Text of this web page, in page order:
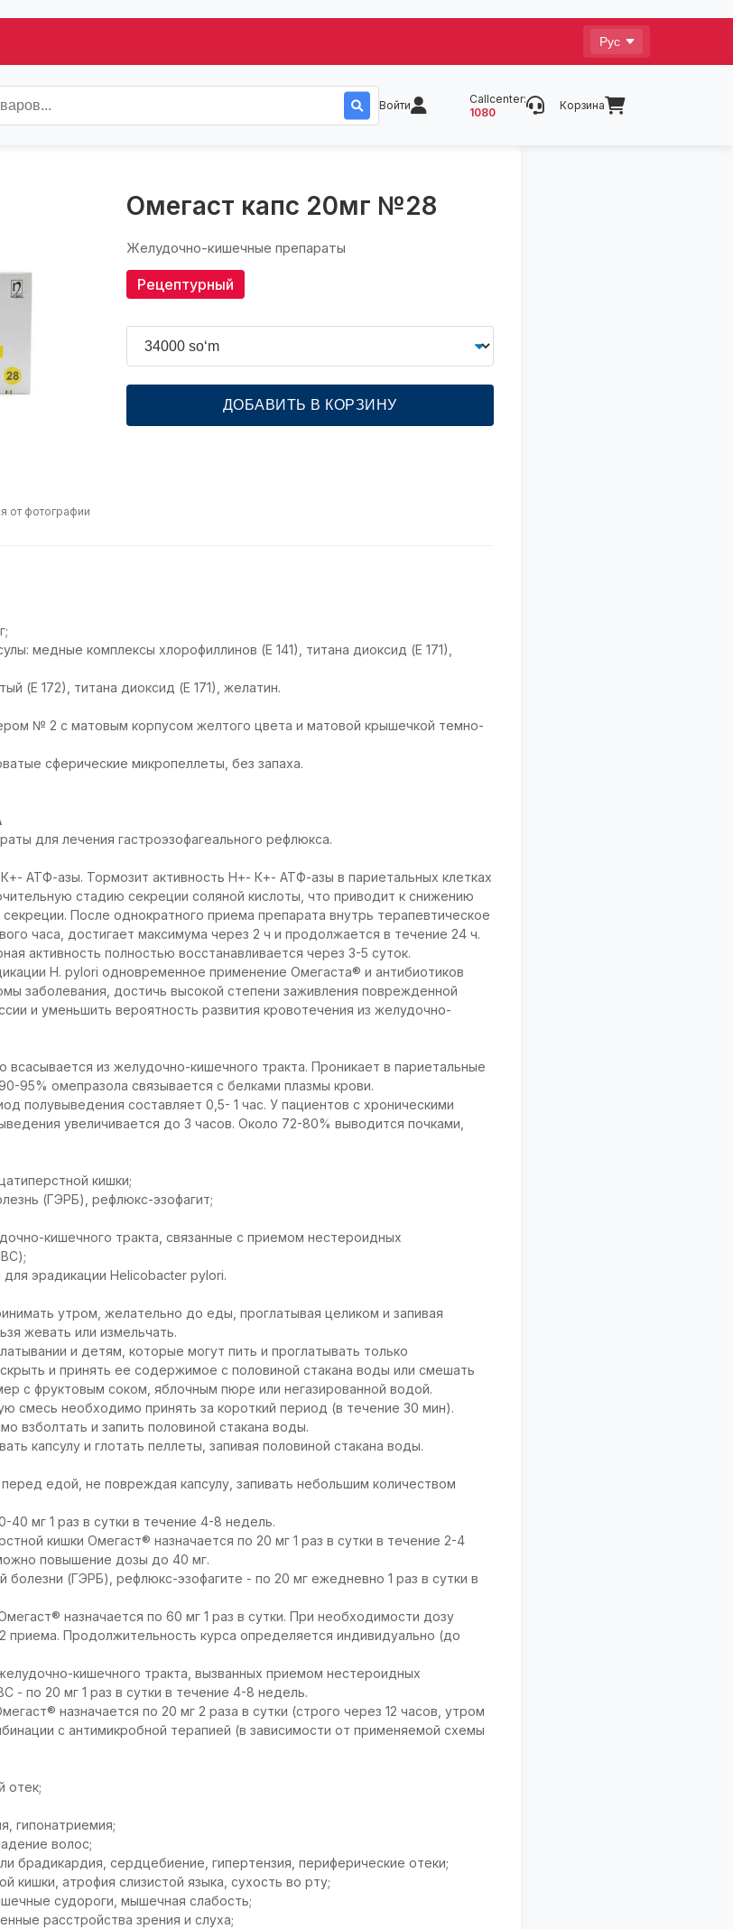
Войти
Callcenter:
1080
Корзина
от фотографии
Омегаст капс 20мг №28
Желудочно-кишечные препараты
Рецептурный
ДОБАВИТЬ В КОРЗИНУ
медные комплексы хлорофиллинов (Е 141), титана диоксид (Е 171),
(Е 172), титана диоксид (Е 171), желатин.
№ 2 с матовым корпусом желтого цвета и матовой крышечкой темно-
сферические микропеллеты, без запаха.
для лечения гастроэзофагеального рефлюкса.
АТФ-азы. Тормозит активность Н+- К+- АТФ-азы в париетальных клетках
стадию секреции соляной кислоты, что приводит к снижению
После однократного приема препарата внутрь терапевтическое
часа, достигает максимума через 2 ч и продолжается в течение 24 ч.
активность полностью восстанавливается через 3-5 суток.
Н. pylori одновременное применение Омегаста® и антибиотиков
заболевания, достичь высокой степени заживления поврежденной
и уменьшить вероятность развития кровотечения из желудочно-
из желудочно-кишечного тракта. Проникает в париетальные
95% омепразола связывается с белками плазмы крови.
полувыведения составляет 0,5- 1 час. У пациентов с хроническими
увеличивается до 3 часов. Около 72-80% выводится почками,
кишки;
(ГЭРБ), рефлюкс-эзофагит;
кишечного тракта, связанные с приемом нестероидных
эрадикации Helicobacter pylori.
утром, желательно до еды, проглатывая целиком и запивая
жевать или измельчать.
и детям, которые могут пить и проглатывать только
и принять ее содержимое с половиной стакана воды или смешать
с фруктовым соком, яблочным пюре или негазированной водой.
смесь необходимо принять за короткий период (в течение 30 мин).
взболтать и запить половиной стакана воды.
капсулу и глотать пеллеты, запивая половиной стакана воды.
едой, не повреждая капсулу, запивать небольшим количеством
мг 1 раз в сутки в течение 4-8 недель.
кишки Омегаст® назначается по 20 мг 1 раз в сутки в течение 2-4
повышение дозы до 40 мг.
болезни (ГЭРБ), рефлюкс-эзофагите - по 20 мг ежедневно 1 раз в сутки в
назначается по 60 мг 1 раз в сутки. При необходимости дозу
приема. Продолжительность курса определяется индивидуально (до
кишечного тракта, вызванных приемом нестероидных
- по 20 мг 1 раз в сутки в течение 4-8 недель.
назначается по 20 мг 2 раза в сутки (строго через 12 часов, утром
с антимикробной терапией (в зависимости от применяемой схемы
отек;
гипонатриемия;
волос;
брадикардия, сердцебиение, гипертензия, периферические отеки;
кишки, атрофия слизистой языка, сухость во рту;
судороги, мышечная слабость;
расстройства зрения и слуха;